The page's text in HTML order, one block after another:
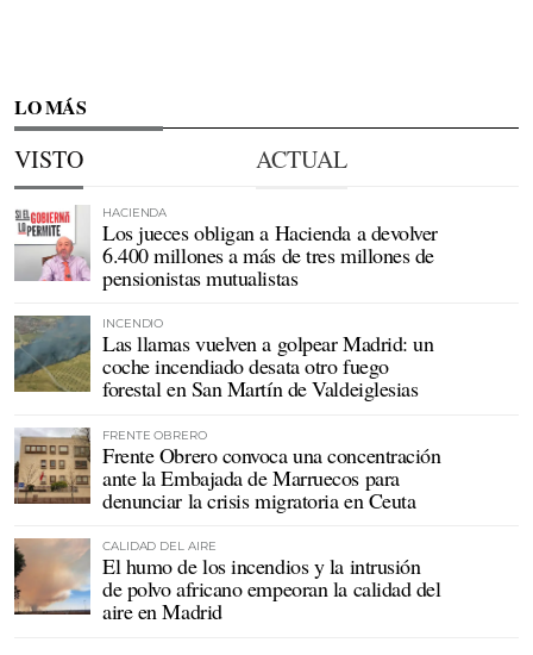
LO MÁS
VISTO ACTUAL
HACIENDA
Los jueces obligan a Hacienda a devolver
6.400 millones a más de tres millones de
pensionistas mutualistas
INCENDIO
Las llamas vuelven a golpear Madrid: un
coche incendiado desata otro fuego
forestal en San Martín de Valdeiglesias
FRENTE OBRERO
Frente Obrero convoca una concentración
ante la Embajada de Marruecos para
denunciar la crisis migratoria en Ceuta
CALIDAD DEL AIRE
El humo de los incendios y la intrusión
de polvo africano empeoran la calidad del
aire en Madrid